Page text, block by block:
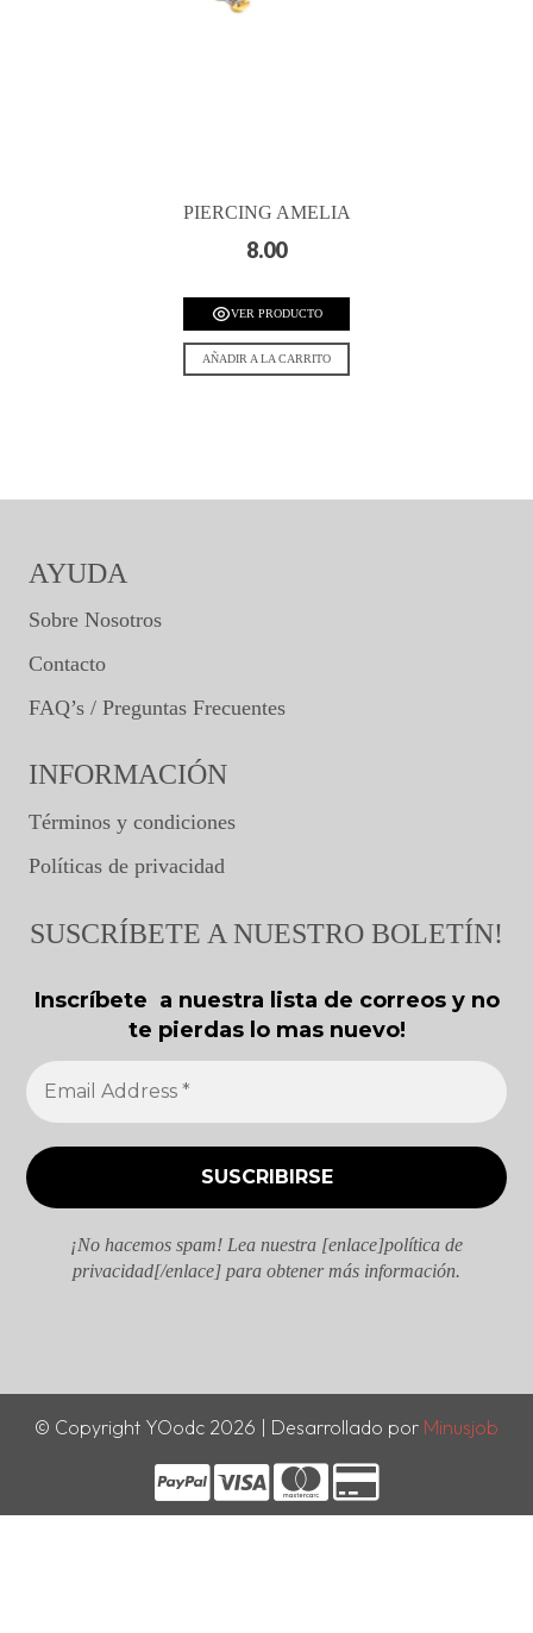
PIERCING AMELIA
8.00
VER PRODUCTO
AÑADIR A LA CARRITO
AYUDA
Sobre Nosotros
Contacto
FAQ’s / Preguntas Frecuentes
INFORMACIÓN
Términos y condiciones
Políticas de privacidad
SUSCRÍBETE A NUESTRO BOLETÍN!
Inscríbete a nuestra lista de correos y no
te pierdas lo mas nuevo!
¡No hacemos spam! Lea nuestra [enlace]política de
privacidad[/enlace] para obtener más información.
© Copyright YOodc 2026 | Desarrollado por Minusjob